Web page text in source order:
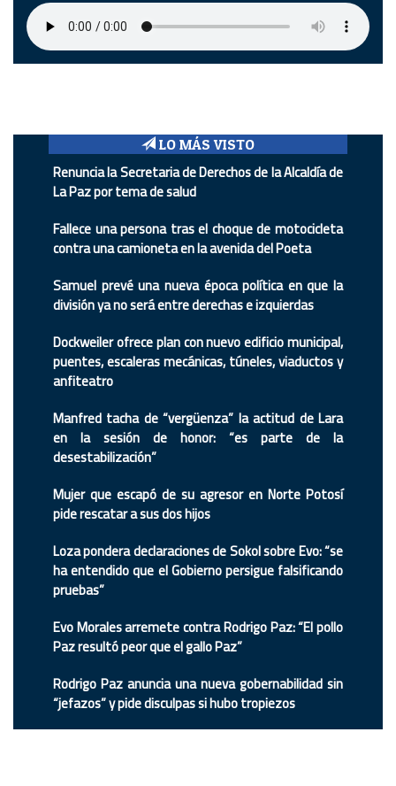
LO MÁS VISTO
Renuncia la Secretaria de Derechos de la Alcaldía de
La Paz por tema de salud
Fallece una persona tras el choque de motocicleta
contra una camioneta en la avenida del Poeta
Samuel prevé una nueva época política en que la
división ya no será entre derechas e izquierdas
Dockweiler ofrece plan con nuevo edificio municipal,
puentes, escaleras mecánicas, túneles, viaductos y
anfiteatro
Manfred tacha de “vergüenza” la actitud de Lara
en la sesión de honor: “es parte de la
desestabilización”
Mujer que escapó de su agresor en Norte Potosí
pide rescatar a sus dos hijos
Loza pondera declaraciones de Sokol sobre Evo: “se
ha entendido que el Gobierno persigue falsificando
pruebas”
Evo Morales arremete contra Rodrigo Paz: “El pollo
Paz resultó peor que el gallo Paz”
Rodrigo Paz anuncia una nueva gobernabilidad sin
“jefazos” y pide disculpas si hubo tropiezos